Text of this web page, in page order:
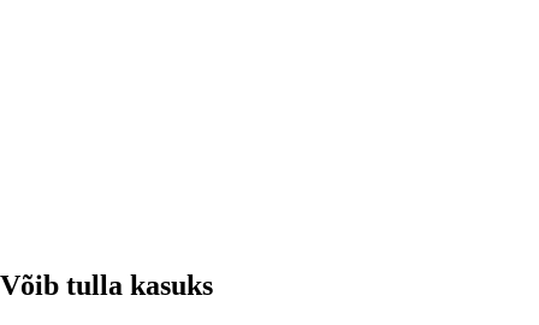
Võib tulla kasuks